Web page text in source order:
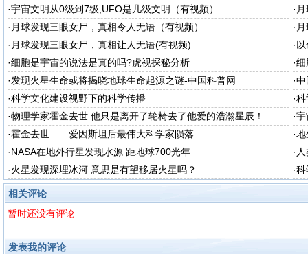
·宇宙文明从0级到7级,UFO是几级文明（有视频） ·
· 月球发现三眼女尸，真相令人无语（有视频） ·
· 月球发现三眼女尸，真相让人无语(有视频) ·
·细胞是宇宙的说法是真的吗?虎视探秘分析 ·细
·发现火星生命或将揭晓地球生命起源之谜-中国科普网 ·中
·科学文化建设视野下的科学传播 ·科
·物理学家霍金去世 他只是离开了轮椅去了他爱的浩瀚星辰！ ·宇
·霍金去世——爱因斯坦后最伟大科学家陨落 ·地
·NASA在地外行星发现水源 距地球700光年 ·
·火星发现深埋冰河 意思是有望移居火星吗？ ·科
相关评论
暂时还没有评论
发表我的评论